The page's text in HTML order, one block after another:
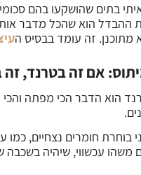
בתים שהושקעו בהם
ההבדל הוא שהכל מדבר
מתוכנן. זה עומד בבסיס ה
אם זה בטרנד, זה
הוא הדבר הכי מפתה והכי
בוחרת חומרים נצחיים, כמו
משהו עכשווי, שיהיה